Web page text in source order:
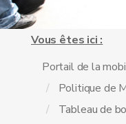
Vous êtes ici :
Portail de la
Politique de
Tableau de